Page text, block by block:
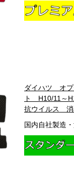
ダイハツ オ
ト H10/11～
抗ウイルス
国内自社製造